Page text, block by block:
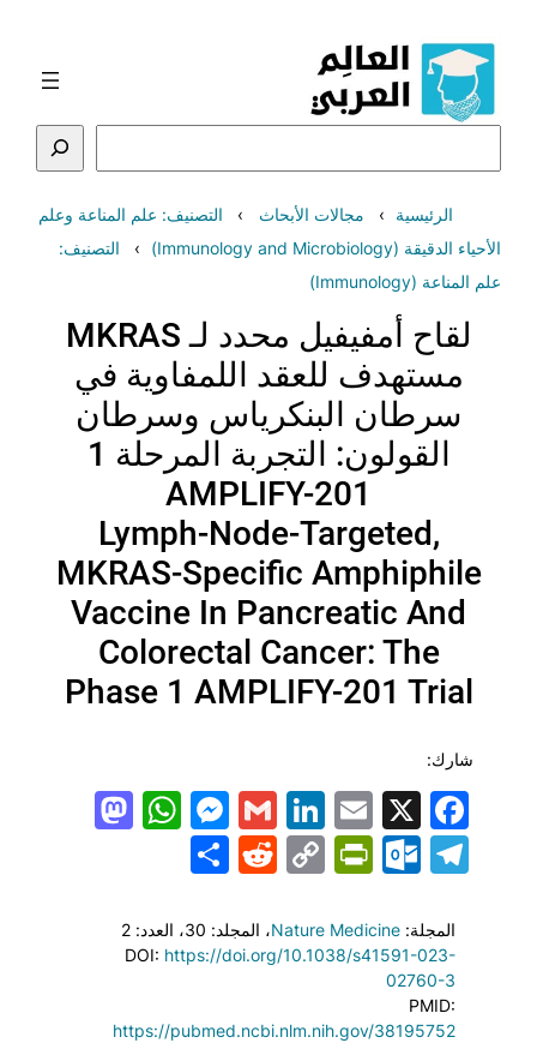
المحتوى
الرئيسية مجالات الأبحاث
التصنيف: علم المناعة وعلم
الأحياء الدقيقة (Immunology and Microbiology)
التصنيف:
علم المناعة (Immunology)
لقاح أمفيفيل محدد لـ MKRAS
مستهدف للعقد اللمفاوية في
سرطان البنكرياس وسرطان
القولون: التجربة المرحلة 1
AMPLIFY-201
Lymph-Node-Targeted,
MKRAS-Specific Amphiphile
Vaccine In Pancreatic And
Colorectal Cancer: The
Phase 1 AMPLIFY-201 Trial
شارك:
Facebook
X
Email
LinkedIn
Gmail
Telegram
Outlook.com
PrintFriendly
Copy
Reddit
Share
المجلة: Nature Medicine، المجلد: 30
، العدد: 2
DOI: https://doi.org/10.1038/s41591-023-
02760-3
PMID:
https://pubmed.ncbi.nlm.nih.gov/38195752